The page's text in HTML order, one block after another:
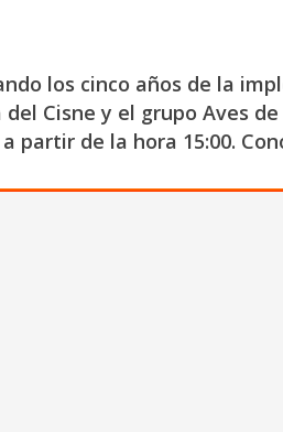
los cinco años de la
del Cisne y el grupo Aves
partir de la hora 15:00.